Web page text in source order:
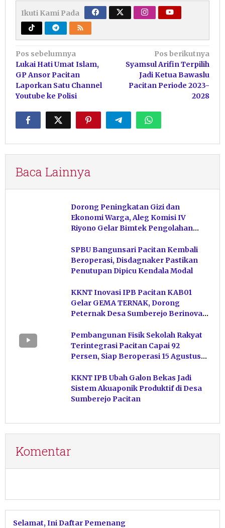
Ikuti Kami Pada
Navigasi
pos
Pos sebelumnya
Lukai Hati Umat Islam,
GP Ansor Pacitan
Laporkan Satu Channel
Youtube ke Polisi
Pos berikutnya
Syamsul Arifin Terpilih
Jadi Ketua Bawaslu
Pacitan Periode 2023-
2028
Baca Lainnya
Dorong Peningkatan Gizi dan
Ekonomi Warga, Aleg Komisi IV
Riyono Gelar Bimtek Pengolahan
SPBU Bangunsari Pacitan Kembali
Beroperasi, Disdagnaker Pastikan
Penutupan Dipicu Kendala Modal
KKNT Inovasi IPB Pacitan KAB01
Gelar GEMA TERNAK, Dorong
Peternak Desa Sumberejo Berinovasi
Pembangunan Fisik Sekolah Rakyat
Terintegrasi Pacitan Capai 92
Persen, Siap Beroperasi 15 Agustus
KKNT IPB Ubah Galon Bekas Jadi
Sistem Akuaponik Produktif di Desa
Sumberejo Pacitan
Komentar
Selamat, Ini Daftar Pemenang